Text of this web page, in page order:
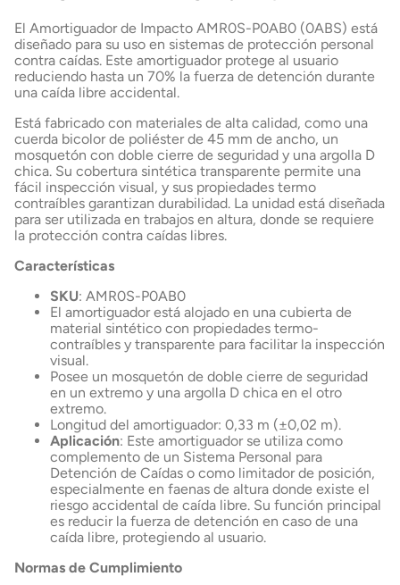
El Amortiguador de Impacto AMR0S-P0AB0 (0ABS) está
diseñado para su uso en sistemas de protección personal
contra caídas. Este amortiguador protege al usuario
reduciendo hasta un 70% la fuerza de detención durante
una caída libre accidental.
Está fabricado con materiales de alta calidad, como una
cuerda bicolor de poliéster de 45 mm de ancho, un
mosquetón con doble cierre de seguridad y una argolla D
chica. Su cobertura sintética transparente permite una
fácil inspección visual, y sus propiedades termo
contraíbles garantizan durabilidad. La unidad está diseñada
para ser utilizada en trabajos en altura, donde se requiere
la protección contra caídas libres.
Características
SKU: AMR0S-P0AB0
El amortiguador está alojado en una cubierta de
material sintético con propiedades termo-
contraíbles y transparente para facilitar la inspección
visual.
Posee un mosquetón de doble cierre de seguridad
en un extremo y una argolla D chica en el otro
extremo.
Longitud del amortiguador: 0,33 m (±0,02 m).
Aplicación: Este amortiguador se utiliza como
complemento de un Sistema Personal para
Detención de Caídas o como limitador de posición,
especialmente en faenas de altura donde existe el
riesgo accidental de caída libre. Su función principal
es reducir la fuerza de detención en caso de una
caída libre, protegiendo al usuario.
Normas de Cumplimiento